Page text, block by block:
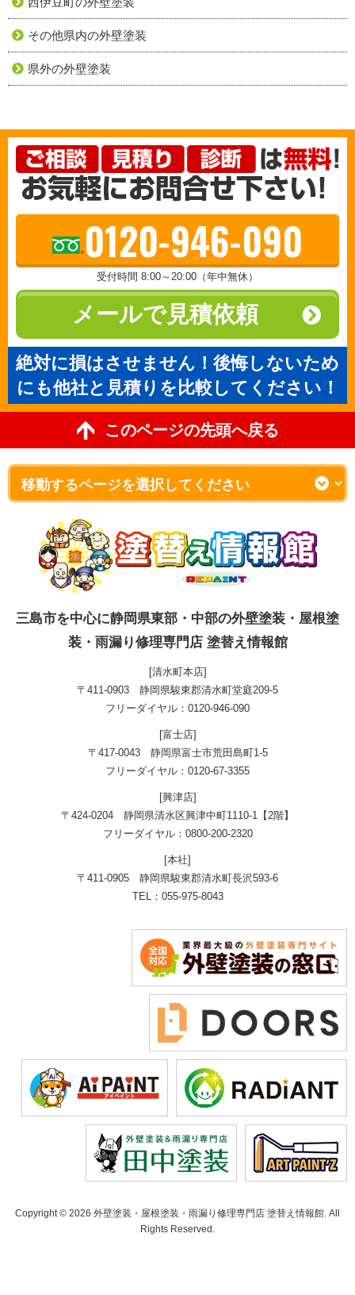
その他県内の外壁塗装
県外の外壁塗装
0120-946-090
受付時間 8:00～20:00（年中無休）
メールで見積依頼
絶対に損はさせません！後悔しないため
にも他社と見積りを比較してください！
このページの先頭へ戻る
三島市を中心に静岡県東部・中部の外壁塗装・屋根塗
装・雨漏り修理専門店 塗替え情報館
[清水町本店]
〒411-0903 静岡県駿東郡清水町堂庭209-5
フリーダイヤル：0120-946-090
[富士店]
〒417-0043 静岡県富士市荒田島町1-5
フリーダイヤル：0120-67-3355
[興津店]
〒424-0204 静岡県清水区興津中町1110-1【2階】
フリーダイヤル：0800-200-2320
[本社]
〒411-0905 静岡県駿東郡清水町長沢593-6
TEL：055-975-8043
Copyright © 2026 外壁塗装・屋根塗装・雨漏り修理専門店 塗替え情報館. All
Rights Reserved.